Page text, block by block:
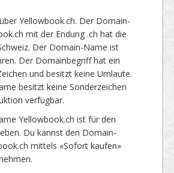
Yellowbook.ch. Der Domain-
mit der Endung .ch hat die
Der Domain-Name ist
Der Domainbegriff hat ein
und besitzt keine Umlaute.
besitzt keine Sonderzeichen
verfügbar.
Yellowbook.ch ist für den
Du kannst den Domain-
mittels «Sofort kaufen»